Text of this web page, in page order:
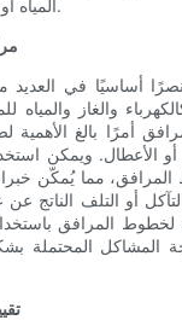
المياه أو مشاكل هيكلية لاحقًا.
أساسيًا في العديد من
والغاز والمياه
أمرًا بالغ الأهمية
الأعطال. ويمكن
مما يُمكّن خبراء
أو التلف الناتج
لخطوط المرافق
المشاكل المحتملة